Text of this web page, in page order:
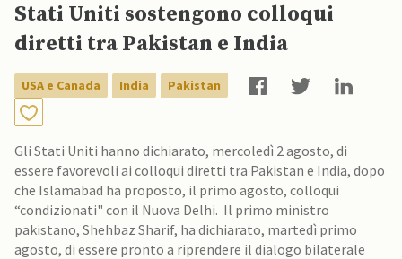
Stati Uniti sostengono colloqui
diretti tra Pakistan e India
USA e Canada India Pakistan
Gli Stati Uniti hanno dichiarato, mercoledì 2 agosto, di
essere favorevoli ai colloqui diretti tra Pakistan e India, dopo
che Islamabad ha proposto, il primo agosto, colloqui
“condizionati" con il Nuova Delhi. Il primo ministro
pakistano, Shehbaz Sharif, ha dichiarato, martedì primo
agosto, di essere pronto a riprendere il dialogo bilaterale